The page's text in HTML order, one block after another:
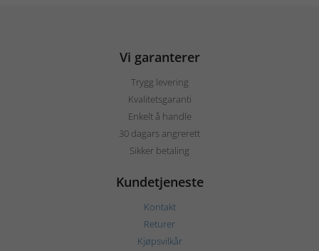
Vi garanterer
Trygg levering
Kvalitetsgaranti
Enkelt å handle
30 dagars angrerett
Sikker betaling
Kundetjeneste
Kontakt
Returer
Kjøpsvilkår